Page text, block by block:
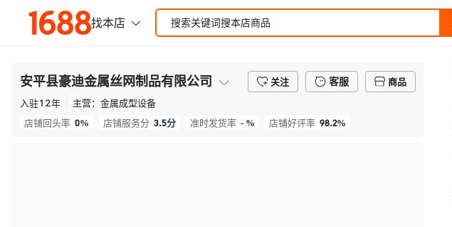
安平县豪迪金属丝网制品有限公司 关注 客服
商品
入驻12年 主营： 金属成型设备
店铺回头率 0% 店铺服务分 3.5分 准时发货率 - % 店铺好评率 98.2%